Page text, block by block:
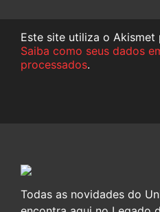
Este site utiliza o Akismet
Saiba como seus dados
processados.
Todas as novidades do